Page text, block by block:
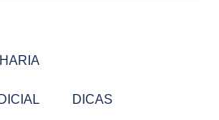
DICAS